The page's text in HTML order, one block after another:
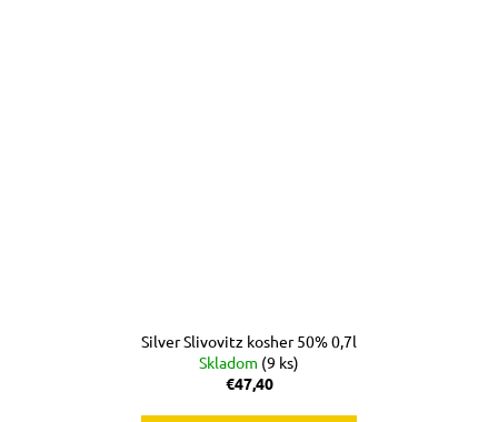
Silver Slivovitz kosher 50% 0,7l
Skladom (9 ks)
€47,40